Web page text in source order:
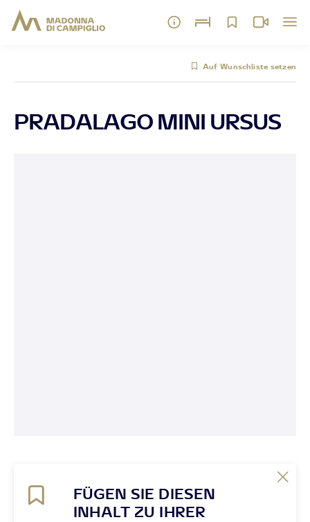
Auf Wunschliste setzen
PRADALAGO MINI URSUS
FÜGEN SIE DIESEN
INHALT ZU IHRER